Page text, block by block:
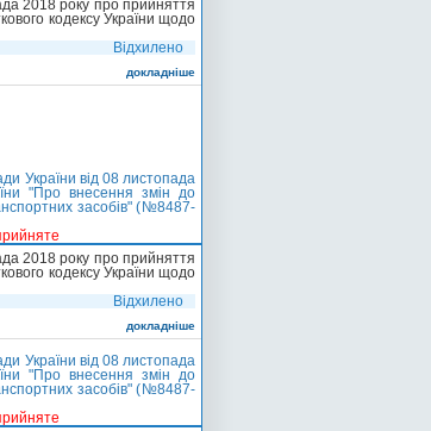
2018 року про прийняття
кодексу України щодо
Відхилено
докладніше
України від 08 листопада
"Про внесення змін до
засобів" (№8487-
2018 року про прийняття
кодексу України щодо
Відхилено
докладніше
України від 08 листопада
"Про внесення змін до
засобів" (№8487-